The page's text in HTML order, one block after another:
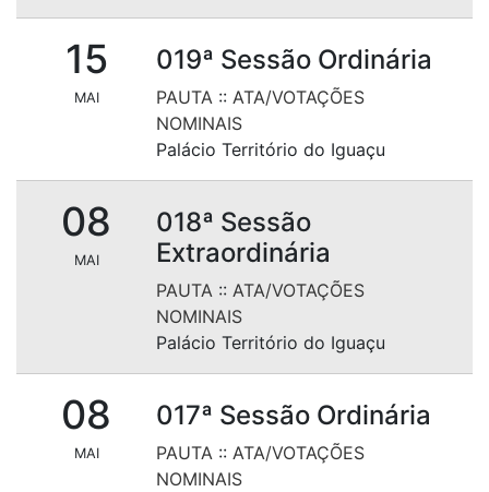
15
MAI
019ª Sessão Ordinária
PAUTA :: ATA/VOTAÇÕES
NOMINAIS
Palácio Território do Iguaçu
08
MAI
018ª Sessão
Extraordinária
PAUTA :: ATA/VOTAÇÕES
NOMINAIS
Palácio Território do Iguaçu
08
MAI
017ª Sessão Ordinária
PAUTA :: ATA/VOTAÇÕES
NOMINAIS